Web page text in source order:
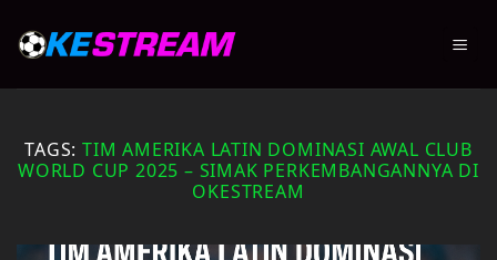
TAGS: TIM AMERIKA LATIN DOMINASI AWAL CLUB
WORLD CUP 2025 – SIMAK PERKEMBANGANNYA DI
OKESTREAM